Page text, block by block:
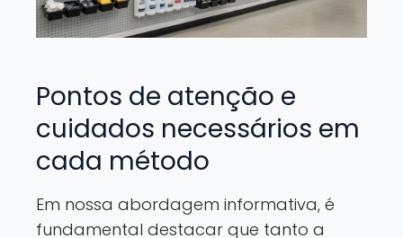
Pontos de atenção e
cuidados necessários em
cada método
Em nossa abordagem informativa, é
fundamental destacar que tanto a